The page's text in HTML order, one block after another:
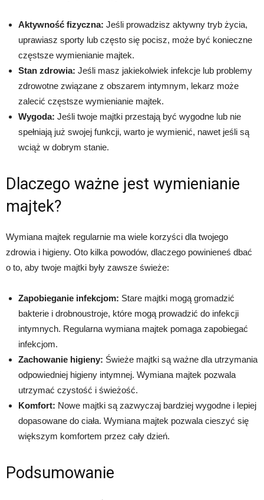
Aktywność fizyczna: Jeśli prowadzisz aktywny tryb życia,
uprawiasz sporty lub często się pocisz, może być konieczne
częstsze wymienianie majtek.
Stan zdrowia: Jeśli masz jakiekolwiek infekcje lub problemy
zdrowotne związane z obszarem intymnym, lekarz może
zalecić częstsze wymienianie majtek.
Wygoda: Jeśli twoje majtki przestają być wygodne lub nie
spełniają już swojej funkcji, warto je wymienić, nawet jeśli są
wciąż w dobrym stanie.
Dlaczego ważne jest wymienianie
majtek?
Wymiana majtek regularnie ma wiele korzyści dla twojego
zdrowia i higieny. Oto kilka powodów, dlaczego powinieneś dbać
o to, aby twoje majtki były zawsze świeże:
Zapobieganie infekcjom: Stare majtki mogą gromadzić
bakterie i drobnoustroje, które mogą prowadzić do infekcji
intymnych. Regularna wymiana majtek pomaga zapobiegać
infekcjom.
Zachowanie higieny: Świeże majtki są ważne dla utrzymania
odpowiedniej higieny intymnej. Wymiana majtek pozwala
utrzymać czystość i świeżość.
Komfort: Nowe majtki są zazwyczaj bardziej wygodne i lepiej
dopasowane do ciała. Wymiana majtek pozwala cieszyć się
większym komfortem przez cały dzień.
Podsumowanie